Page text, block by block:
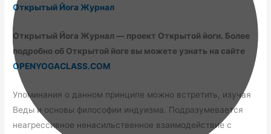
Открытый Йога Журнал
Открытый Йога Журнал — проект Открытой йоги. Более
подробно об Открытой йоге вы можете узнать на сайте
OPENYOGACLASS.COM
Упоминания о данном принципе можно встретить, изучая
Веды и основы философии индуизма. Подразумевается
неагрессивное ненасильственное взаимодействие с